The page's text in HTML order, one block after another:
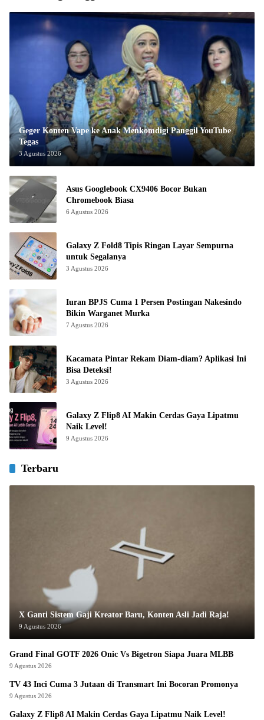
Geger Konten Vape ke Anak Menkomdigi Panggil YouTube
Tegas
3 Agustus 2026
Asus Googlebook CX9406 Bocor Bukan
Chromebook Biasa
6 Agustus 2026
Galaxy Z Fold8 Tipis Ringan Layar Sempurna
untuk Segalanya
3 Agustus 2026
Iuran BPJS Cuma 1 Persen Postingan Nakesindo
Bikin Warganet Murka
7 Agustus 2026
Kacamata Pintar Rekam Diam-diam? Aplikasi Ini
Bisa Deteksi!
3 Agustus 2026
Galaxy Z Flip8 AI Makin Cerdas Gaya Lipatmu
Naik Level!
9 Agustus 2026
Terbaru
X Ganti Sistem Gaji Kreator Baru, Konten Asli Jadi Raja!
9 Agustus 2026
Grand Final GOTF 2026 Onic Vs Bigetron Siapa Juara MLBB
9 Agustus 2026
TV 43 Inci Cuma 3 Jutaan di Transmart Ini Bocoran Promonya
9 Agustus 2026
Galaxy Z Flip8 AI Makin Cerdas Gaya Lipatmu Naik Level!